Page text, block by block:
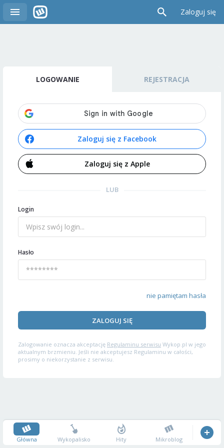
Zaloguj się
LOGOWANIE REJESTRACJA
Zaloguj się z Facebook
Zaloguj się z Apple
LUB
Login
Hasło
nie pamiętam hasła
ZALOGUJ SIĘ
Zalogowanie oznacza akceptację Regulaminu serwisu Wykop.pl w jego
aktualnym brzmieniu. Jeśli nie akceptujesz Regulaminu w całości,
prosimy o niekorzystanie z serwisu.
Główna Wykopalisko Hity Mikroblog